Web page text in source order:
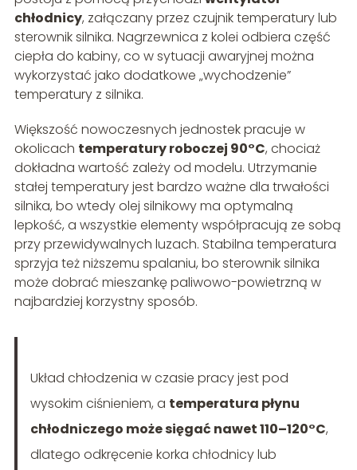
chłodnicy, załączany przez czujnik temperatury lub
sterownik silnika. Nagrzewnica z kolei odbiera część
ciepła do kabiny, co w sytuacji awaryjnej można
wykorzystać jako dodatkowe „wychodzenie”
temperatury z silnika.
Większość nowoczesnych jednostek pracuje w
okolicach temperatury roboczej 90°C, chociaż
dokładna wartość zależy od modelu. Utrzymanie
stałej temperatury jest bardzo ważne dla trwałości
silnika, bo wtedy olej silnikowy ma optymalną
lepkość, a wszystkie elementy współpracują ze sobą
przy przewidywalnych luzach. Stabilna temperatura
sprzyja też niższemu spalaniu, bo sterownik silnika
może dobrać mieszankę paliwowo-powietrzną w
najbardziej korzystny sposób.
Układ chłodzenia w czasie pracy jest pod
wysokim ciśnieniem, a temperatura płynu
chłodniczego może sięgać nawet 110–120°C,
dlatego odkręcenie korka chłodnicy lub